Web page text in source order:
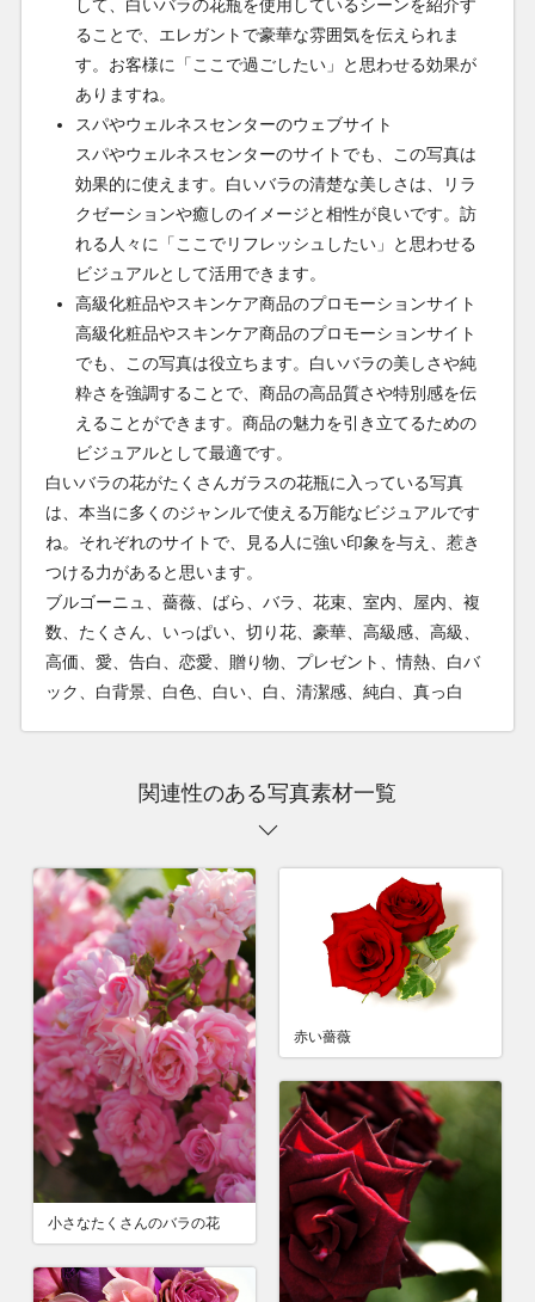
して、白いバラの花瓶を使用しているシーンを紹介す
ることで、エレガントで豪華な雰囲気を伝えられま
す。お客様に「ここで過ごしたい」と思わせる効果が
ありますね。
スパやウェルネスセンターのウェブサイト
スパやウェルネスセンターのサイトでも、この写真は
効果的に使えます。白いバラの清楚な美しさは、リラ
クゼーションや癒しのイメージと相性が良いです。訪
れる人々に「ここでリフレッシュしたい」と思わせる
ビジュアルとして活用できます。
高級化粧品やスキンケア商品のプロモーションサイト
高級化粧品やスキンケア商品のプロモーションサイト
でも、この写真は役立ちます。白いバラの美しさや純
粋さを強調することで、商品の高品質さや特別感を伝
えることができます。商品の魅力を引き立てるための
ビジュアルとして最適です。
白いバラの花がたくさんガラスの花瓶に入っている写真
は、本当に多くのジャンルで使える万能なビジュアルです
ね。それぞれのサイトで、見る人に強い印象を与え、惹き
つける力があると思います。
ブルゴーニュ、薔薇、ばら、バラ、花束、室内、屋内、複
数、たくさん、いっぱい、切り花、豪華、高級感、高級、
高価、愛、告白、恋愛、贈り物、プレゼント、情熱、白バ
ック、白背景、白色、白い、白、清潔感、純白、真っ白
関連性のある写真素材一覧
小さなたくさんのバラの花
赤い薔薇